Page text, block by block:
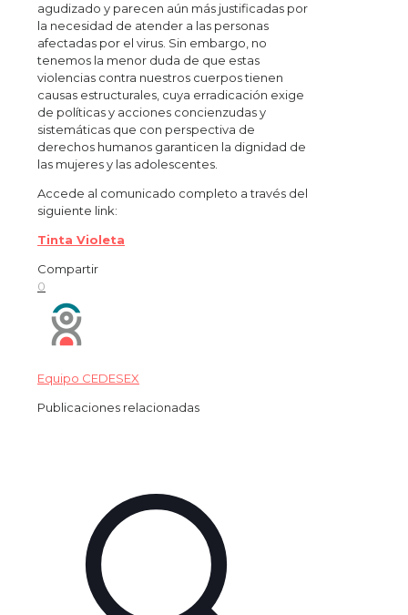
agudizado y parecen aún más justificadas por
la necesidad de atender a las personas
afectadas por el virus. Sin embargo, no
tenemos la menor duda de que estas
violencias contra nuestros cuerpos tienen
causas estructurales, cuya erradicación exige
de políticas y acciones concienzudas y
sistemáticas que con perspectiva de
derechos humanos garanticen la dignidad de
las mujeres y las adolescentes.
Accede al comunicado completo a través del
siguiente link:
Tinta Violeta
Compartir
0
Equipo CEDESEX
Publicaciones relacionadas